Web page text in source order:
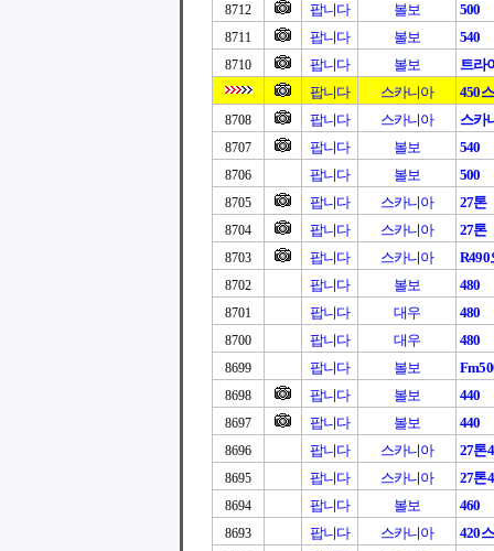
8712 팝니다 볼보 500
8711 팝니다 볼보 540
8710 팝니다 볼보
트라
팝니다
스카니아 450
8708 팝니다 스카니아 스카
8707 팝니다 볼보 540
8706 팝니다 볼보 500
8705 팝니다 스카니아 27톤
8704 팝니다 스카니아 27톤
8703 팝니다 스카니아 R490
8702 팝니다 볼보 480
8701 팝니다 대우 480
8700 팝니다 대우 480
8699 팝니다 볼보
8698 팝니다 볼보 440
8697 팝니다 볼보 440
8696 팝니다 스카니아 27톤
8695 팝니다 스카니아 27톤
8694 팝니다 볼보 460
8693 팝니다 스카니아 420